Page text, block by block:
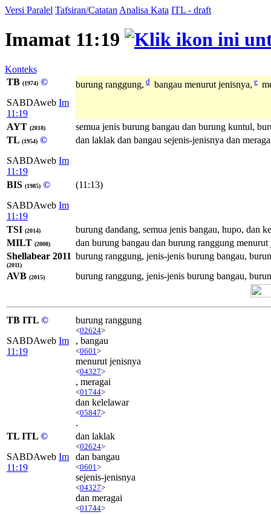
Versi Paralel Tafsiran/Catatan Analisa Kata ITL - draft
Imamat 11:19
Konteks
TB (1974) ©
SABDAweb Im
11:19
burung ranggung, d bangau menurut jenisnya, e
AYT (2018)
semua jenis burung bangau dan burung kuntul,
TL (1954) ©
SABDAweb Im
11:19
dan laklak dan bangau sejenis-jenisnya dan
BIS (1985) ©
SABDAweb Im
11:19
(11:13)
TSI (2014)
burung dandang, semua jenis bangau, hupo, dan
MILT (2008)
dan burung bangau dan burung ranggung
Shellabear 2011
(2011)
burung ranggung, jenis-jenis burung bangau,
AVB (2015) burung ranggung, jenis-jenis burung bangau,
TB ITL ©
SABDAweb Im
11:19
burung ranggung
<02624>
, bangau
<0601 >
menurut jenisnya
<04327>
, meragai
<01744>
dan kelelawar
<05847>
.
TL ITL ©
SABDAweb Im
11:19
dan laklak
<02624>
dan bangau
<0601 >
sejenis-jenisnya
<04327>
dan meragai
<01744>